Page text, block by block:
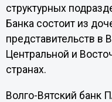
структурных
Банка состоит из
представительств в
Центральной и
странах.
Волго-Вятский банк